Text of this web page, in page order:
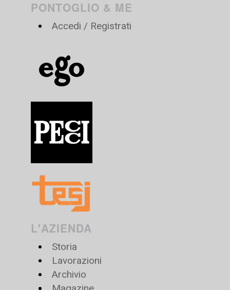
PONTOGLIO & ME
Accedi / Registrati
L'AZIENDA
Storia
Lavorazioni
Archivio